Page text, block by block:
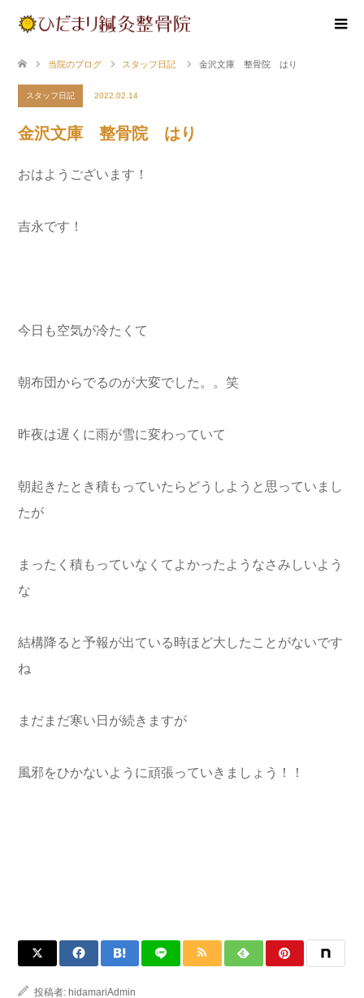
当院のブログ スタッフ日記 金沢文庫 整骨院 はり
スタッフ日記 2022.02.14
金沢文庫 整骨院 はり
おはようございます！
吉永です！
今日も空気が冷たくて
朝布団からでるのが大変でした。。笑
昨夜は遅くに雨が雪に変わっていて
朝起きたとき積もっていたらどうしようと思っていまし
たが
まったく積もっていなくてよかったようなさみしいよう
な
結構降ると予報が出ている時ほど大したことがないです
ね
まだまだ寒い日が続きますが
風邪をひかないように頑張っていきましょう！！
投稿者: hidamariAdmin